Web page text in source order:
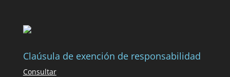
Claúsula de exención de responsabilidad
Consultar